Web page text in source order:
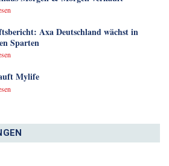
Axa Deutschland wächst in
Sparten
Mylife